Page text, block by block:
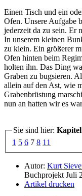
Einen Tisch und ein
Ofen. Unsere Aufgabe
jederzeit da zu sein. Er
In unserem kleinen
zu klein. Ein größerer
Ofen hinten beim
holten ihn. Das Ding
Graben zu bugsieren.
allein auf den Ast, wie
Grabenbrüstung
nun an hatten wir es
Sie sind hier:
1 5 6 7 8 11
Autor: Kurt
Buchprojekt Juli
Artikel drucken